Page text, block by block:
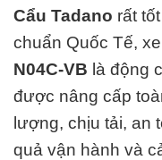
Cẩu Tadano rất
chuẩn Quốc Tế,
N04C-VB là động
được nâng cấp
lượng, chịu tải, an
quả vận hành và